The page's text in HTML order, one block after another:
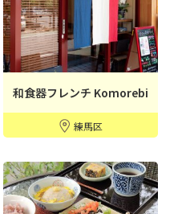
和食器フレンチ Komorebi
練馬区